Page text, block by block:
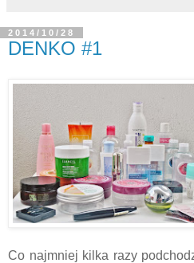
2014/10/28
DENKO #1
Co najmniej kilka razy